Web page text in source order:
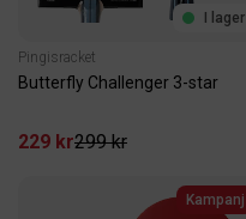
I lager
Pingisracket
Butterfly Challenger 3-star
229 kr299 kr
Kampanj